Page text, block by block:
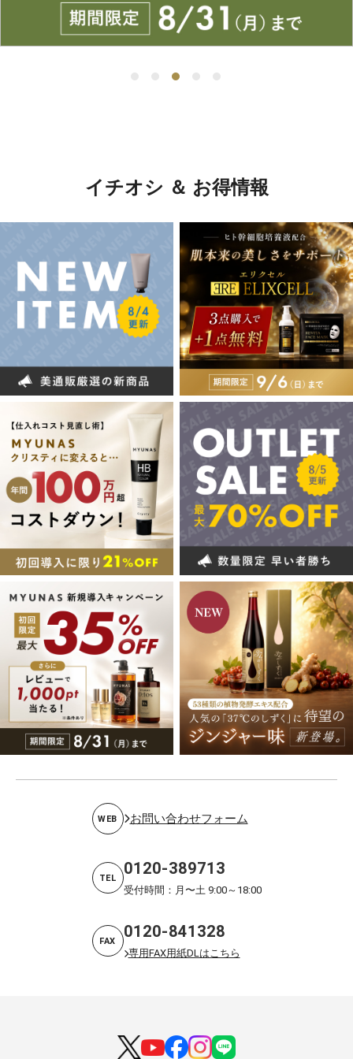
イチオシ ＆ お得情報
WEB お問い合わせフォーム
TEL 0120-389713
受付時間：月〜土 9:00～18:00
FAX 0120-841328
専用FAX用紙DLはこちら